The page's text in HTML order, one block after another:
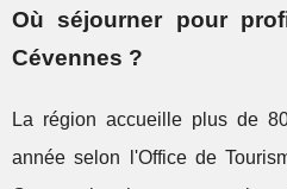
Où séjourner pour
Cévennes ?
La région accueille plus de
année selon l'Office de